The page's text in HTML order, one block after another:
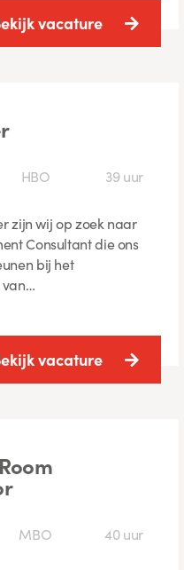
vacature
HBO 39 uur
zijn wij op zoek naar
Consultant die ons
bij het
van…
vacature
MBO 40 uur